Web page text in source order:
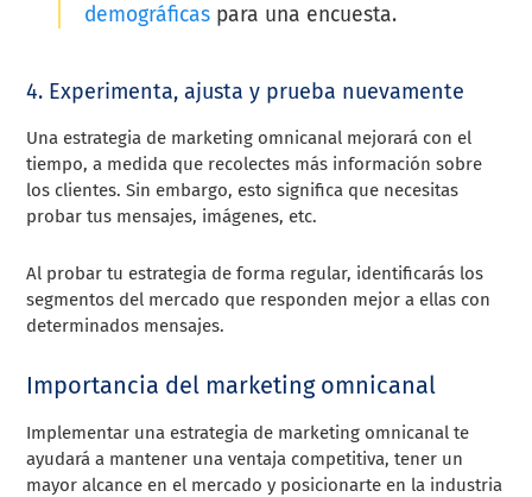
demográficaspara una encuesta.
4. Experimenta, ajusta y prueba nuevamente
Una estrategia de marketing omnicanal mejorará con el
tiempo, a medida que recolectes más información sobre
los clientes. Sin embargo, esto significa que necesitas
probar tus mensajes, imágenes, etc.
Al probar tu estrategia de forma regular, identificarás los
segmentos del mercado que responden mejor a ellas con
determinados mensajes.
Importancia del marketing omnicanal
Implementar una estrategia de marketing omnicanal te
ayudará a mantener una ventaja competitiva, tener un
mayor alcance en el mercado y posicionarte en la industria